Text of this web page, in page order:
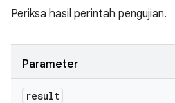
Periksa hasil perintah pengujian.
Parameter
result